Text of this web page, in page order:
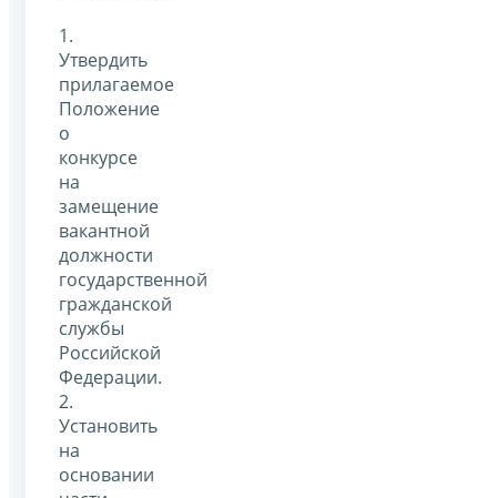
1.
Утвердить
прилагаемое
Положение
о
конкурсе
на
замещение
вакантной
должности
государственной
гражданской
службы
Российской
Федерации.
2.
Установить
на
основании